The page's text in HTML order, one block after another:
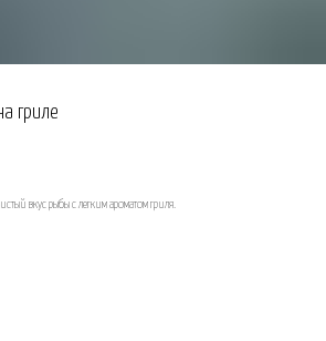
гриле
вкус рыбы с легким ароматом гриля.